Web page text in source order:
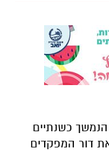
הנמשך כשנתיים
דור המפקדים